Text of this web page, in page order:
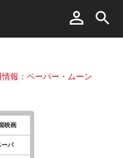
報：ペーパー・ムーン
映画
ーパ